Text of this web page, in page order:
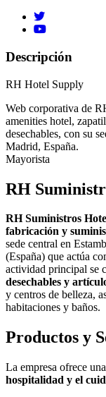
Descripción
RH Hotel Supply
Web corporativa de
amenities hotel,
desechables, con su
Madrid, España.
Mayorista
RH
RH Suministros
fabricación y
sede central en
(España) que actúa
actividad principal se
desechables y
y centros de belleza,
habitaciones y baños.
Productos y
La empresa ofrece
hospitalidad y el